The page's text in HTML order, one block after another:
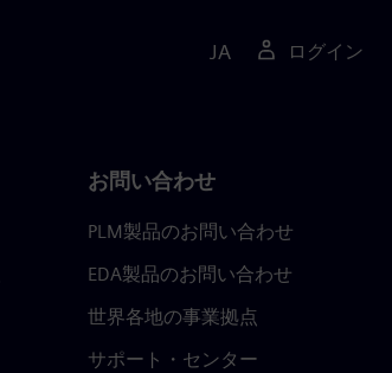
JA ログイン
お問い合わせ
PLM製品のお問い合わせ
EDA製品のお問い合わせ
世界各地の事業拠点
サポート・センター